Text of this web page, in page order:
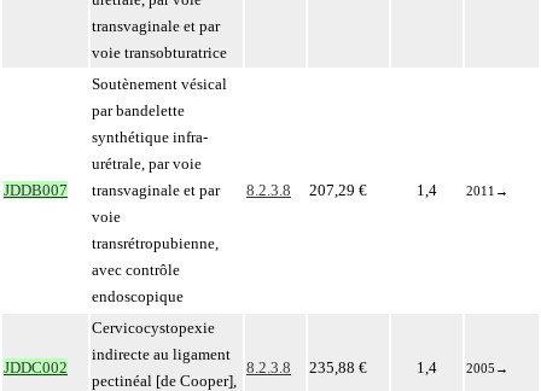
transvaginale et par
voie transobturatrice
JDDB007
Soutènement vésical
par bandelette
synthétique infra-
urétrale, par voie
transvaginale et par
voie
transrétropubienne,
avec contrôle
endoscopique
8.2.3.8 207,29 € 1,4 2011 →
JDDC002
Cervicocystopexie
indirecte au ligament
pectinéal [de Cooper],
8.2.3.8 235,88 € 1,4 2005 →